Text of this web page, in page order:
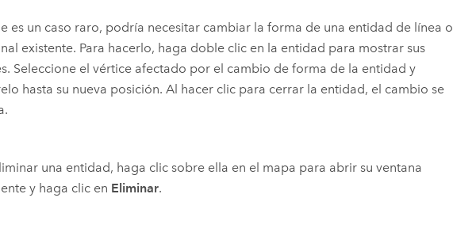
es un caso raro, podría necesitar cambiar la forma de una entidad de línea o
existente. Para hacerlo, haga doble clic en la entidad para mostrar sus
Seleccione el vértice afectado por el cambio de forma de la entidad y
hasta su nueva posición. Al hacer clic para cerrar la entidad, el cambio se
una entidad, haga clic sobre ella en el mapa para abrir su ventana
y haga clic en Eliminar.